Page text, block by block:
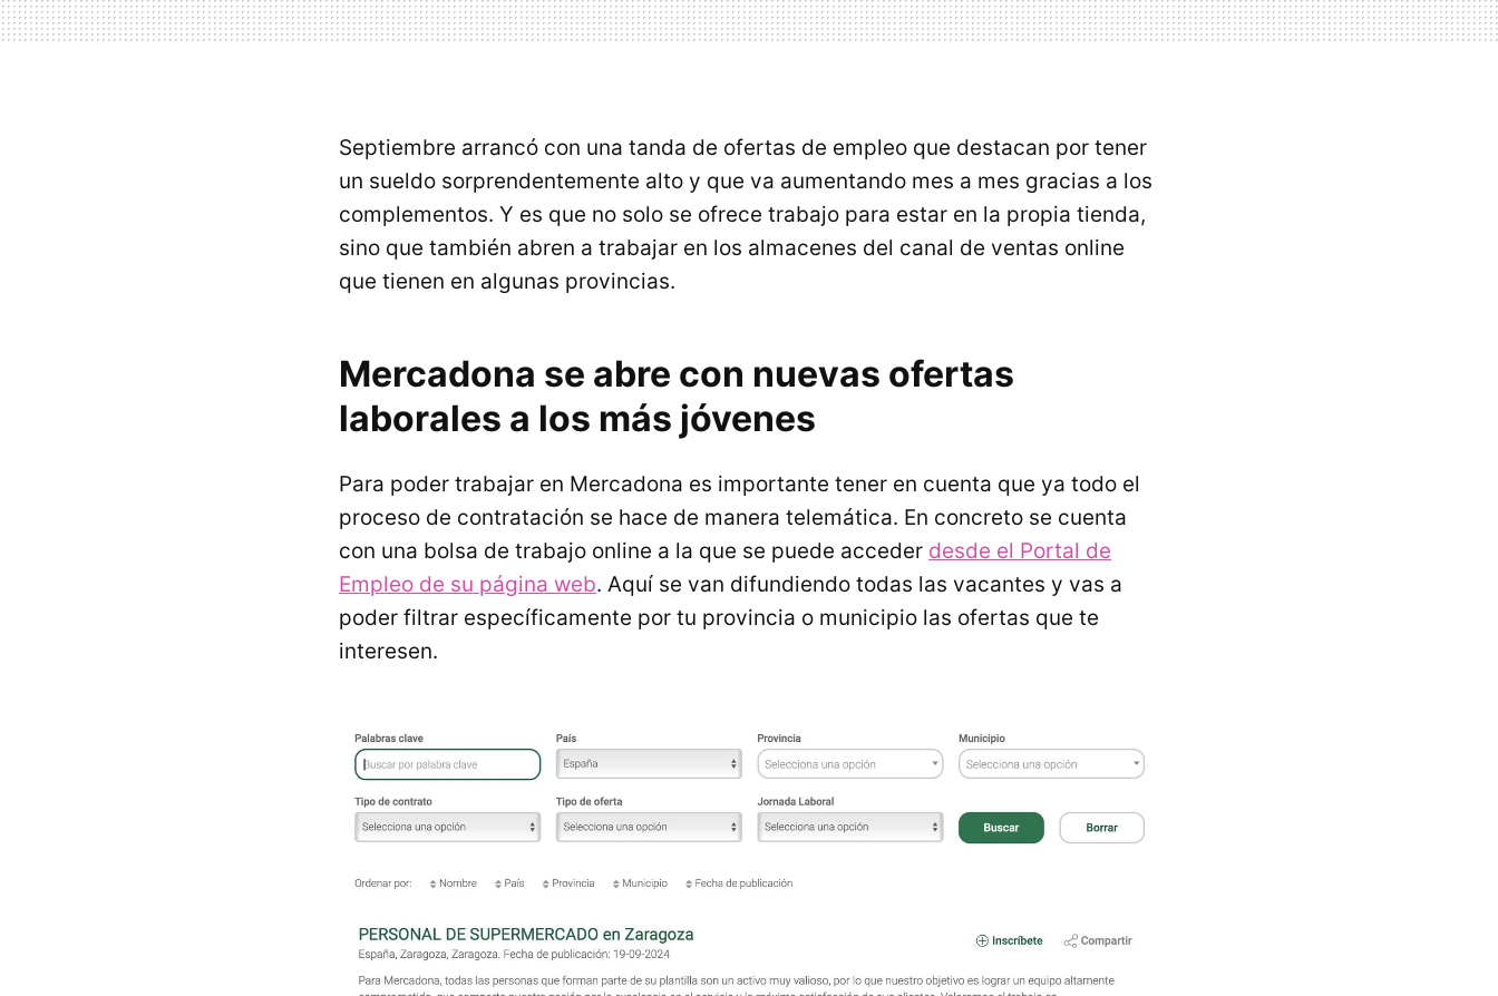
Septiembre arrancó con una tanda de ofertas de empleo que destacan por tener
un sueldo sorprendentemente alto y que va aumentando mes a mes gracias a los
complementos. Y es que no solo se ofrece trabajo para estar en la propia tienda,
sino que también abren a trabajar en los almacenes del canal de ventas online
que tienen en algunas provincias.
Mercadona se abre con nuevas ofertas
laborales a los más jóvenes
Para poder trabajar en Mercadona es importante tener en cuenta que ya todo el
proceso de contratación se hace de manera telemática. En concreto se cuenta
con una bolsa de trabajo online a la que se puede acceder desde el Portal de
Empleo de su página web. Aquí se van difundiendo todas las vacantes y vas a
poder filtrar específicamente por tu provincia o municipio las ofertas que te
interesen.